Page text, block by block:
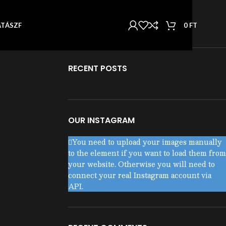
ÁSZF 0 FT
RECENT POSTS
OUR INSTAGRAM
You need to upload your images manually
to the element if you want to load them from
your website. Otherwise you will need to
connect your real Instagram account via
API.